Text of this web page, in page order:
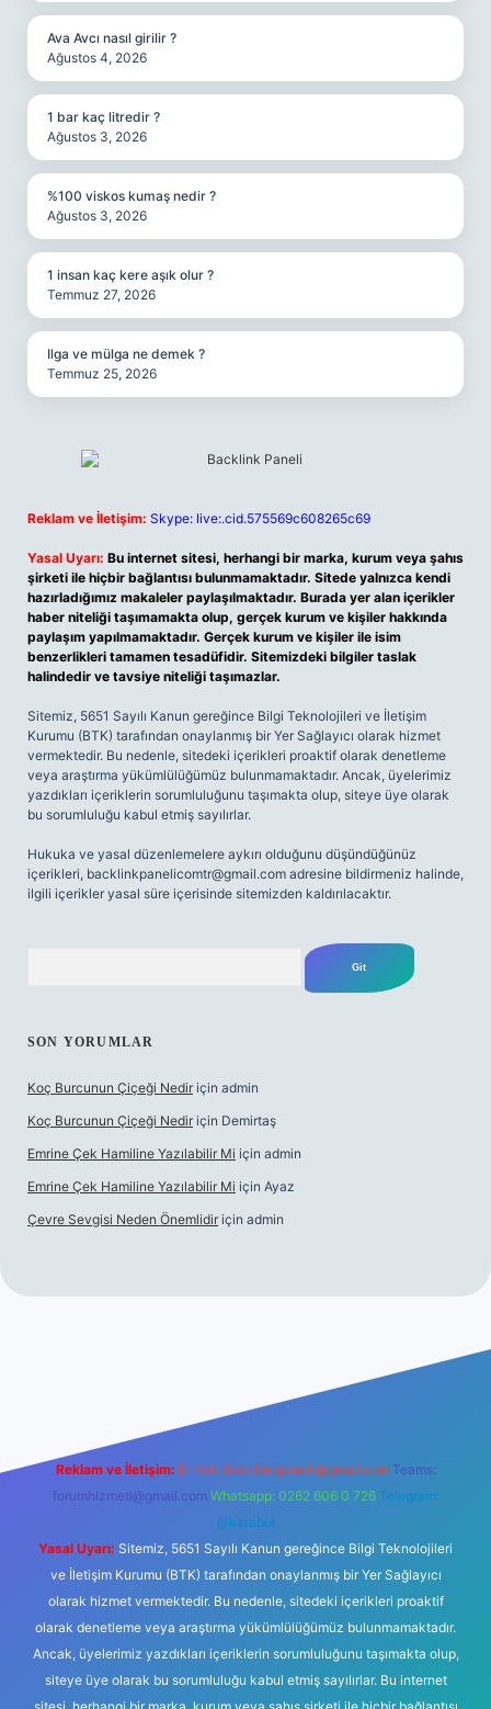
Ava Avcı nasıl girilir ?
Ağustos 4, 2026
1 bar kaç litredir ?
Ağustos 3, 2026
%100 viskos kumaş nedir ?
Ağustos 3, 2026
1 insan kaç kere aşık olur ?
Temmuz 27, 2026
Ilga ve mülga ne demek ?
Temmuz 25, 2026
Reklam ve İletişim: Skype: live:.cid.575569c608265c69
Yasal Uyarı: Bu internet sitesi, herhangi bir marka, kurum veya şahıs
şirketi ile hiçbir bağlantısı bulunmamaktadır. Sitede yalnızca kendi
hazırladığımız makaleler paylaşılmaktadır. Burada yer alan içerikler
haber niteliği taşımamakta olup, gerçek kurum ve kişiler hakkında
paylaşım yapılmamaktadır. Gerçek kurum ve kişiler ile isim
benzerlikleri tamamen tesadüfidir. Sitemizdeki bilgiler taslak
halindedir ve tavsiye niteliği taşımazlar.
Sitemiz, 5651 Sayılı Kanun gereğince Bilgi Teknolojileri ve İletişim
Kurumu (BTK) tarafından onaylanmış bir Yer Sağlayıcı olarak hizmet
vermektedir. Bu nedenle, sitedeki içerikleri proaktif olarak denetleme
veya araştırma yükümlülüğümüz bulunmamaktadır. Ancak, üyelerimiz
yazdıkları içeriklerin sorumluluğunu taşımakta olup, siteye üye olarak
bu sorumluluğu kabul etmiş sayılırlar.
Hukuka ve yasal düzenlemelere aykırı olduğunu düşündüğünüz
içerikleri, backlinkpanelicomtr@gmail.com adresine bildirmeniz halinde,
ilgili içerikler yasal süre içerisinde sitemizden kaldırılacaktır.
SON YORUMLAR
Koç Burcunun Çiçeği Nedir için admin
Koç Burcunun Çiçeği Nedir için Demirtaş
Emrine Çek Hamiline Yazılabilir Mi için admin
Emrine Çek Hamiline Yazılabilir Mi için Ayaz
Çevre Sevgisi Neden Önemlidir için admin
Reklam ve İletişim: E-mail: backlinkpaneli@gmail.com Teams:
forumhizmeti@gmail.com Whatsapp: 0262 606 0 726 Telegram:
@karabul
Yasal Uyarı: Sitemiz, 5651 Sayılı Kanun gereğince Bilgi Teknolojileri
ve İletişim Kurumu (BTK) tarafından onaylanmış bir Yer Sağlayıcı
olarak hizmet vermektedir. Bu nedenle, sitedeki içerikleri proaktif
olarak denetleme veya araştırma yükümlülüğümüz bulunmamaktadır.
Ancak, üyelerimiz yazdıkları içeriklerin sorumluluğunu taşımakta olup,
siteye üye olarak bu sorumluluğu kabul etmiş sayılırlar. Bu internet